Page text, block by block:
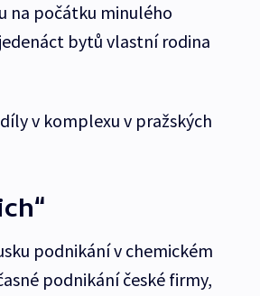
na počátku minulého
bytů vlastní rodina
v komplexu v pražských
podnikání v chemickém
podnikání české firmy,